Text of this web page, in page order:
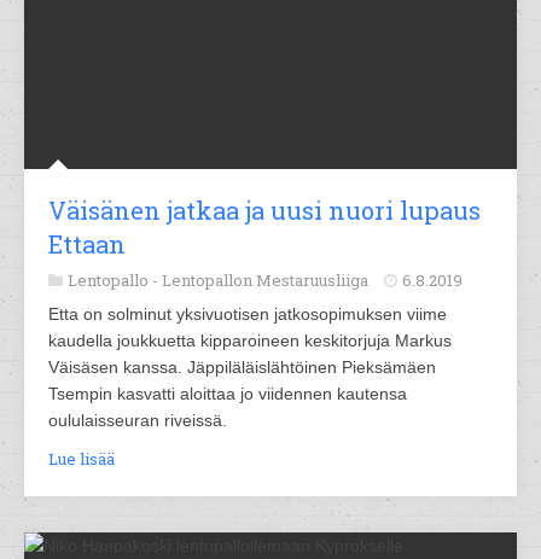
Väisänen jatkaa ja uusi nuori lupaus
Ettaan
Lentopallo - Lentopallon Mestaruusliiga 6.8.2019
Etta on solminut yksivuotisen jatkosopimuksen viime
kaudella joukkuetta kipparoineen keskitorjuja Markus
Väisäsen kanssa. Jäppiläläislähtöinen Pieksämäen
Tsempin kasvatti aloittaa jo viidennen kautensa
oululaisseuran riveissä.
Lue lisää